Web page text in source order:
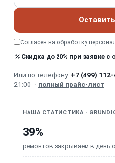
(тепловые потери)
Не работает / перегорела
Не работает дисплей /
Неисправна плата
Согласен на обработку
Скидка до 20% при заявке с
Или по телефону: +7 (499)
21:00 · полный прайс-лист
НАША СТАТИСТИКА ·
39%
ремонтов закрываем в день